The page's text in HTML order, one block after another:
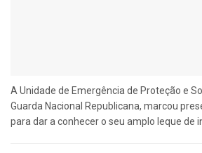
A Unidade de Emergência de Proteção e
Guarda Nacional Republicana, marcou
para dar a conhecer o seu amplo leque de